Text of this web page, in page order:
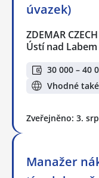
úvazek)
ZDEMAR
Ústí nad Labem
30 000 – 40
Vhodné
Zveřejněno: 3.
Manažer